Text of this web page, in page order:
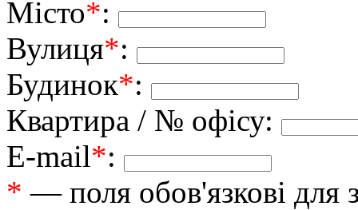
Місто*:
Вулиця*:
Будинок*:
Квартира / № офісу:
E-mail*:
* — поля обов'язкові для